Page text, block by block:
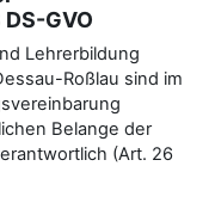
GVO
Lehrerbildung
Roßlau sind im
Belange der
(Art. 26